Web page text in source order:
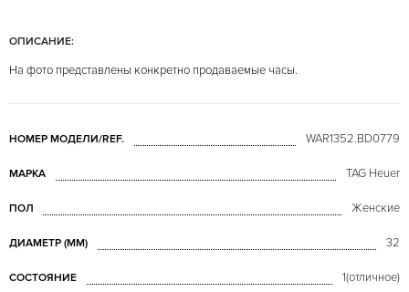
ОПИСАНИЕ:
На фото представлены конкретно продаваемые часы.
НОМЕР МОДЕЛИ/REF. WAR1352.BD0779
МАРКА TAG Heuer
ПОЛ Женские
ДИАМЕТР (MM) 32
СОСТОЯНИЕ 1(отличное)